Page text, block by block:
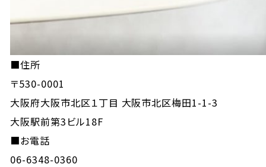
■住所
〒530-0001
大阪府大阪市北区１丁目 大阪市北区梅田1-1-3
大阪駅前第3ビル18F
■お電話
06-6348-0360